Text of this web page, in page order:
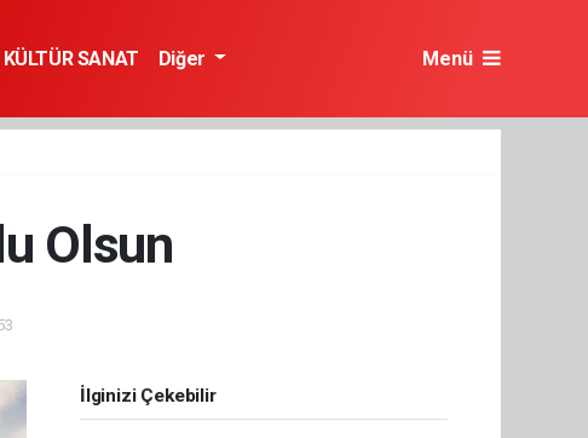
KÜLTÜR SANAT Diğer Menü
Olsun
İlginizi Çekebilir